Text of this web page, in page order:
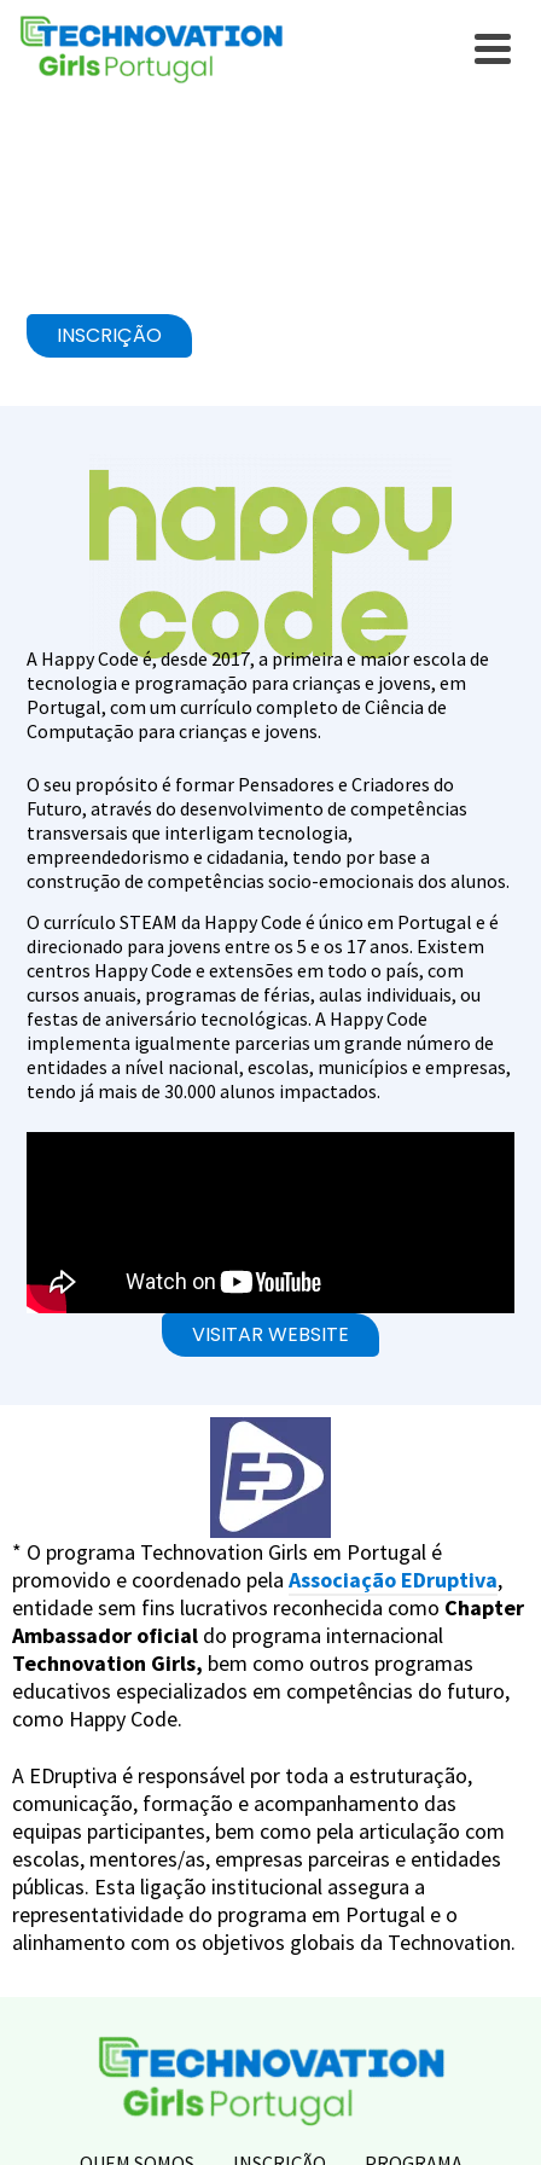
INSCRIÇÃO
A Happy Code é, desde 2017, a primeira e maior escola de
tecnologia e programação para crianças e jovens, em
Portugal, com um currículo completo de Ciência de
Computação para crianças e jovens.
O seu propósito é formar Pensadores e Criadores do
Futuro, através do desenvolvimento de competências
transversais que interligam tecnologia,
empreendedorismo e cidadania, tendo por base a
construção de competências socio-emocionais dos alunos.
O currículo STEAM da Happy Code é único em Portugal e é
direcionado para jovens entre os 5 e os 17 anos. Existem
centros Happy Code e extensões em todo o país, com
cursos anuais, programas de férias, aulas individuais, ou
festas de aniversário tecnológicas. A Happy Code
implementa igualmente parcerias um grande número de
entidades a nível nacional, escolas, municípios e empresas,
tendo já mais de 30.000 alunos impactados.
VISITAR WEBSITE
* O programa Technovation Girls em Portugal é
promovido e coordenado pela Associação EDruptiva,
entidade sem fins lucrativos reconhecida como Chapter
Ambassador oficial do programa internacional
Technovation Girls, bem como outros programas
educativos especializados em competências do futuro,
como Happy Code.
A EDruptiva é responsável por toda a estruturação,
comunicação, formação e acompanhamento das
equipas participantes, bem como pela articulação com
escolas, mentores/as, empresas parceiras e entidades
públicas. Esta ligação institucional assegura a
representatividade do programa em Portugal e o
alinhamento com os objetivos globais da Technovation.